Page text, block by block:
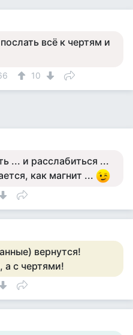
всё к чертям и
10
... и расслабиться ...
как магнит ...
вернутся!
а с чертями!